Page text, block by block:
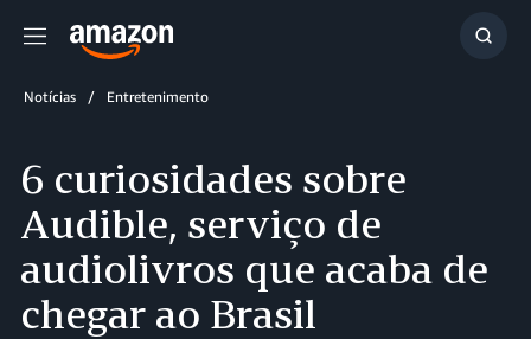
Menu
Notícias Entretenimento
6 curiosidades sobre
Audible, serviço de
audiolivros que acaba de
chegar ao Brasil